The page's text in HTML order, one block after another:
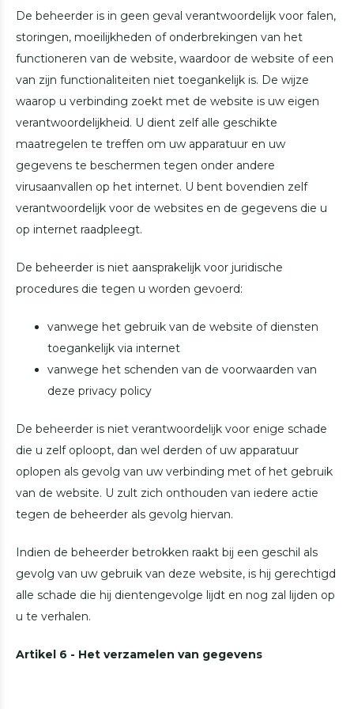
De beheerder is in geen geval verantwoordelijk voor falen,
storingen, moeilijkheden of onderbrekingen van het
functioneren van de website, waardoor de website of een
van zijn functionaliteiten niet toegankelijk is. De wijze
waarop u verbinding zoekt met de website is uw eigen
verantwoordelijkheid. U dient zelf alle geschikte
maatregelen te treffen om uw apparatuur en uw
gegevens te beschermen tegen onder andere
virusaanvallen op het internet. U bent bovendien zelf
verantwoordelijk voor de websites en de gegevens die u
op internet raadpleegt.
De beheerder is niet aansprakelijk voor juridische
procedures die tegen u worden gevoerd:
vanwege het gebruik van de website of diensten
toegankelijk via internet
vanwege het schenden van de voorwaarden van
deze privacy policy
De beheerder is niet verantwoordelijk voor enige schade
die u zelf oploopt, dan wel derden of uw apparatuur
oplopen als gevolg van uw verbinding met of het gebruik
van de website. U zult zich onthouden van iedere actie
tegen de beheerder als gevolg hiervan.
Indien de beheerder betrokken raakt bij een geschil als
gevolg van uw gebruik van deze website, is hij gerechtigd
alle schade die hij dientengevolge lijdt en nog zal lijden op
u te verhalen.
Artikel 6 - Het verzamelen van gegevens